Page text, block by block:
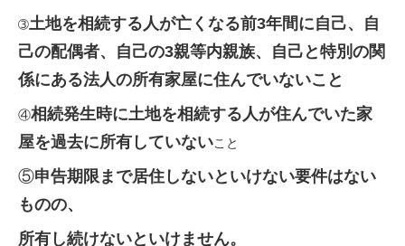
➂土地を相続する人が亡くなる前3年間に自己、自
己の配偶者、自己の3親等内親族、 自己と特別の関
係にある法人の所有家屋に住んでいないこと
④相続発生時に土地を相続する人が住んでいた家
屋を過去に所有していないこと
⑤申告期限まで居住しないといけない要件はない
ものの、
所有し続けないといけません。